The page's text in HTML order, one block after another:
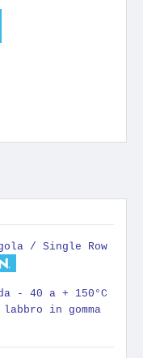
/ Single Row
- 40 a + 150°C
in gomma